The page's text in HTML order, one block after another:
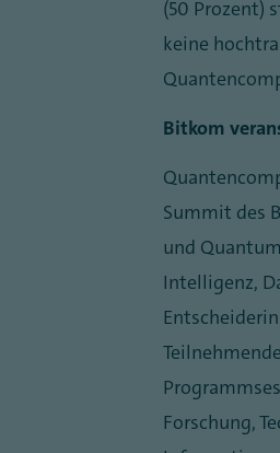
(50 Prozent)
keine
Bitkom
Summit des
und
Intelligenz,
Forschung,